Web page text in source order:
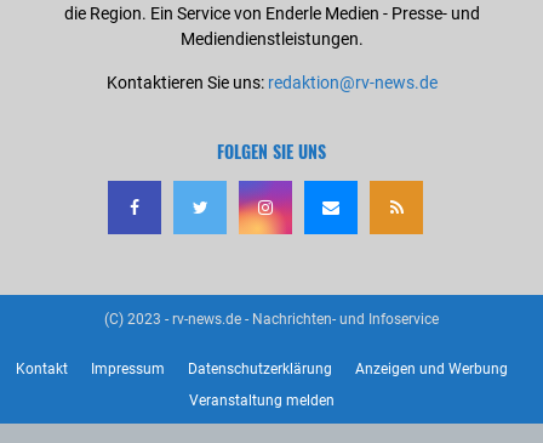
die Region. Ein Service von Enderle Medien - Presse- und
Mediendienstleistungen.
Kontaktieren Sie uns: redaktion@rv-news.de
FOLGEN SIE UNS
(C) 2023 - rv-news.de - Nachrichten- und Infoservice
Kontakt Impressum Datenschutzerklärung
Anzeigen und Werbung
Veranstaltung melden